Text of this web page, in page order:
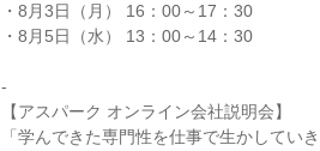
・8月3日（月） 16：00～17：30
・8月5日（水） 13：00～14：30
-
【アスパーク オンライン会社説明会】
「学んできた専門性を仕事で生かしていき